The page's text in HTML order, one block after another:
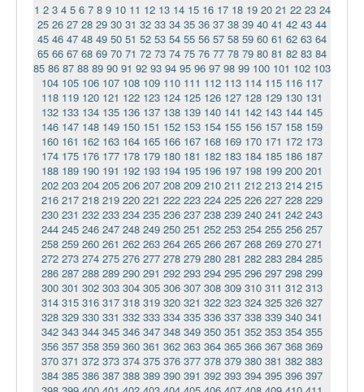
1 2 3 4 5 6 7 8 9 10 11 12 13 14 15 16 17 18 19 20 21 22 23 24
25 26 27 28 29 30 31 32 33 34 35 36 37 38 39 40 41 42 43 44
45 46 47 48 49 50 51 52 53 54 55 56 57 58 59 60 61 62 63 64
65 66 67 68 69 70 71 72 73 74 75 76 77 78 79 80 81 82 83 84
85 86 87 88 89 90 91 92 93 94 95 96 97 98 99 100 101 102 103
104 105 106 107 108 109 110 111 112 113 114 115 116 117
118 119 120 121 122 123 124 125 126 127 128 129 130 131
132 133 134 135 136 137 138 139 140 141 142 143 144 145
146 147 148 149 150 151 152 153 154 155 156 157 158 159
160 161 162 163 164 165 166 167 168 169 170 171 172 173
174 175 176 177 178 179 180 181 182 183 184 185 186 187
188 189 190 191 192 193 194 195 196 197 198 199 200 201
202 203 204 205 206 207 208 209 210 211 212 213 214 215
216 217 218 219 220 221 222 223 224 225 226 227 228 229
230 231 232 233 234 235 236 237 238 239 240 241 242 243
244 245 246 247 248 249 250 251 252 253 254 255 256 257
258 259 260 261 262 263 264 265 266 267 268 269 270 271
272 273 274 275 276 277 278 279 280 281 282 283 284 285
286 287 288 289 290 291 292 293 294 295 296 297 298 299
300 301 302 303 304 305 306 307 308 309 310 311 312 313
314 315 316 317 318 319 320 321 322 323 324 325 326 327
328 329 330 331 332 333 334 335 336 337 338 339 340 341
342 343 344 345 346 347 348 349 350 351 352 353 354 355
356 357 358 359 360 361 362 363 364 365 366 367 368 369
370 371 372 373 374 375 376 377 378 379 380 381 382 383
384 385 386 387 388 389 390 391 392 393 394 395 396 397